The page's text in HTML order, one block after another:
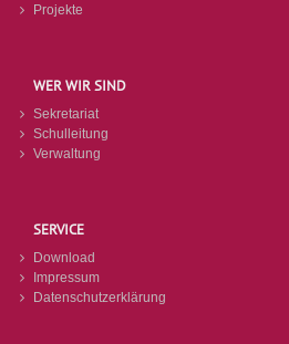
Projekte
WER WIR SIND
Sekretariat
Schulleitung
Verwaltung
SERVICE
Download
Impressum
Datenschutzerklärung